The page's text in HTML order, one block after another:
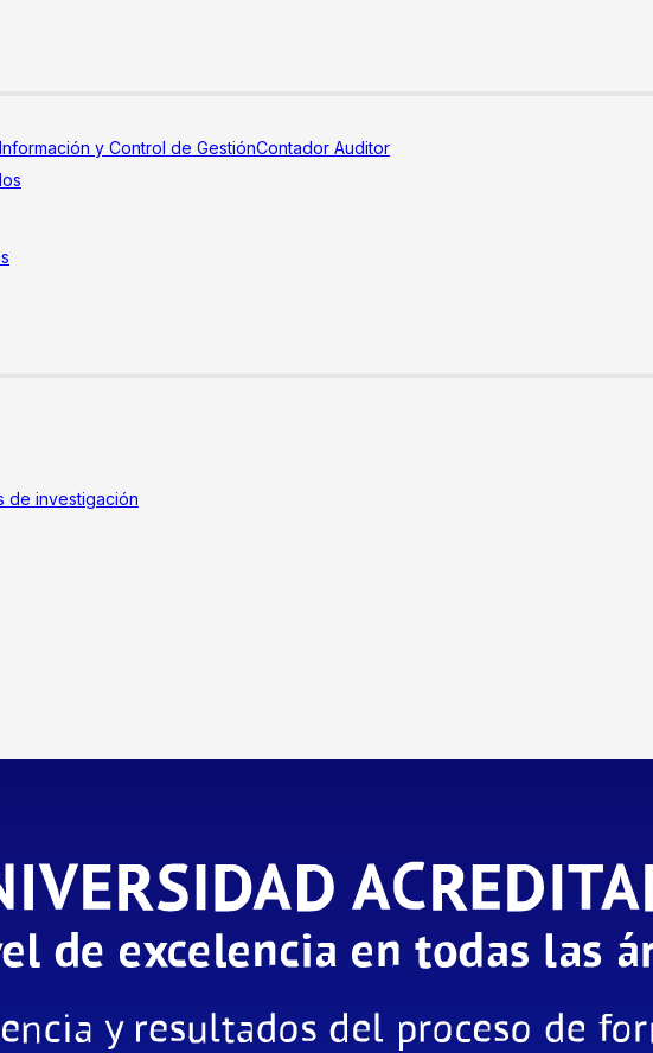
y Control de GestiónContador Auditor
de investigación